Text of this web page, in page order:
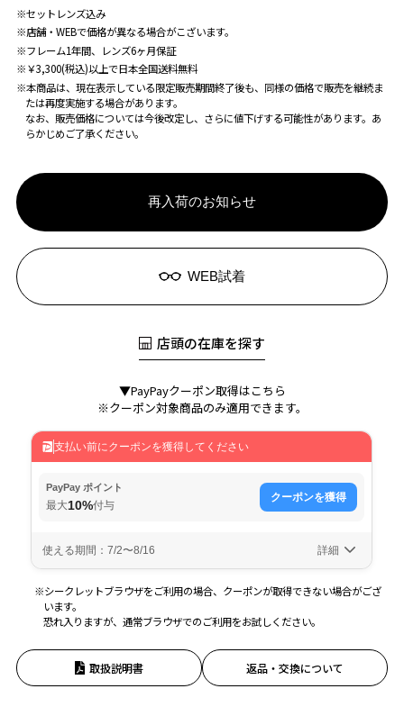
※セットレンズ込み
※店舗・WEBで価格が異なる場合がこざいます。
※フレーム1年間、レンズ6ヶ月保証
※￥3,300(税込)以上で日本全国送料無料
※本商品は、現在表示している限定販売期間終了後も、同様の価格で販売を継続ま
たは再度実施する場合があります。
なお、販売価格については今後改定し、さらに値下げする可能性があります。あ
らかじめご了承ください。
再入荷のお知らせ
WEB試着
店頭の在庫を探す
▼PayPayクーポン取得はこちら
※クーポン対象商品のみ適用できます。
※シークレットブラウザをご利用の場合、クーポンが取得できない場合がござ
います。
恐れ入りますが、通常ブラウザでのご利用をお試しください。
取扱説明書 返品・交換について